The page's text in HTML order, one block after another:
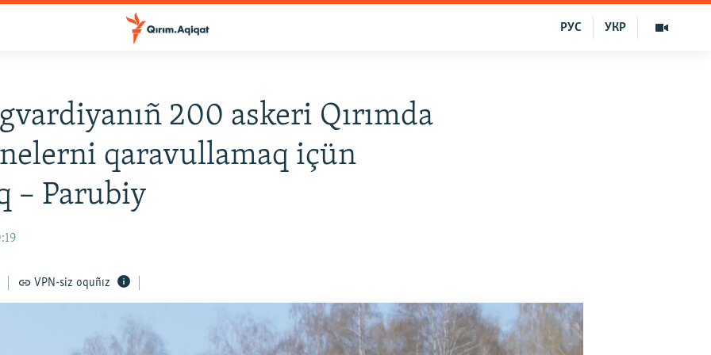
УКР
РУС
200 askeri Qırımda
qaravullamaq içün
– Parubiy
VPN-siz oquñız